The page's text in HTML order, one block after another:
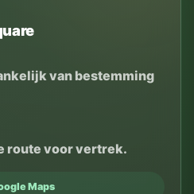
van bestemming
route voor vertrek.
Maps